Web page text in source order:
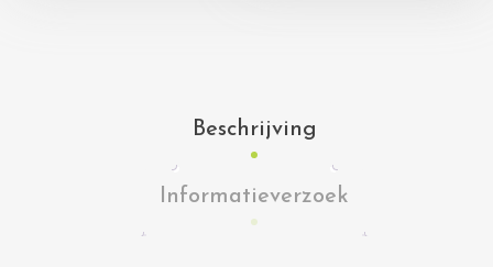
Beschrijving
Informatieverzoek